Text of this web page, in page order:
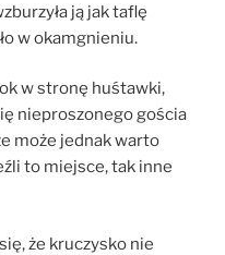
ją jak taflę
w okamgnieniu.
w stronę huśtawki,
nieproszonego gościa
może jednak warto
to miejsce, tak inne
że kruczysko nie